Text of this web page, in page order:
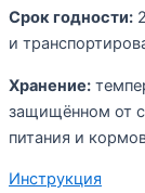
Срок годности:
и
Хранение:
защищённом от
питания и
Инструкция